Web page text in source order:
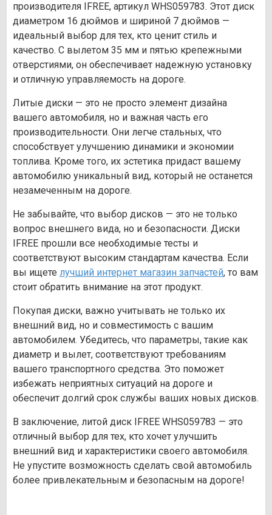
производителя IFREE, артикул WHS059783. Этот диск
диаметром 16 дюймов и шириной 7 дюймов —
идеальный выбор для тех, кто ценит стиль и
качество. С вылетом 35 мм и пятью крепежными
отверстиями, он обеспечивает надежную установку
и отличную управляемость на дороге.
Литые диски — это не просто элемент дизайна
вашего автомобиля, но и важная часть его
производительности. Они легче стальных, что
способствует улучшению динамики и экономии
топлива. Кроме того, их эстетика придаст вашему
автомобилю уникальный вид, который не останется
незамеченным на дороге.
Не забывайте, что выбор дисков — это не только
вопрос внешнего вида, но и безопасности. Диски
IFREE прошли все необходимые тесты и
соответствуют высоким стандартам качества. Если
вы ищете лучший интернет магазин запчастей, то вам
стоит обратить внимание на этот продукт.
Покупая диски, важно учитывать не только их
внешний вид, но и совместимость с вашим
автомобилем. Убедитесь, что параметры, такие как
диаметр и вылет, соответствуют требованиям
вашего транспортного средства. Это поможет
избежать неприятных ситуаций на дороге и
обеспечит долгий срок службы ваших новых дисков.
В заключение, литой диск IFREE WHS059783 — это
отличный выбор для тех, кто хочет улучшить
внешний вид и характеристики своего автомобиля.
Не упустите возможность сделать свой автомобиль
более привлекательным и безопасным на дороге!